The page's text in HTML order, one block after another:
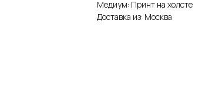
Медиум: Принт на холсте
Доставка из: Москва